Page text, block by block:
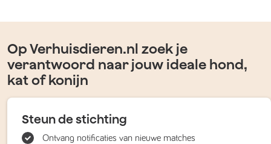
Op Verhuisdieren.nl zoek je
verantwoord naar jouw ideale hond,
kat of konijn
Steun de stichting
Ontvang notificaties van nieuwe matches